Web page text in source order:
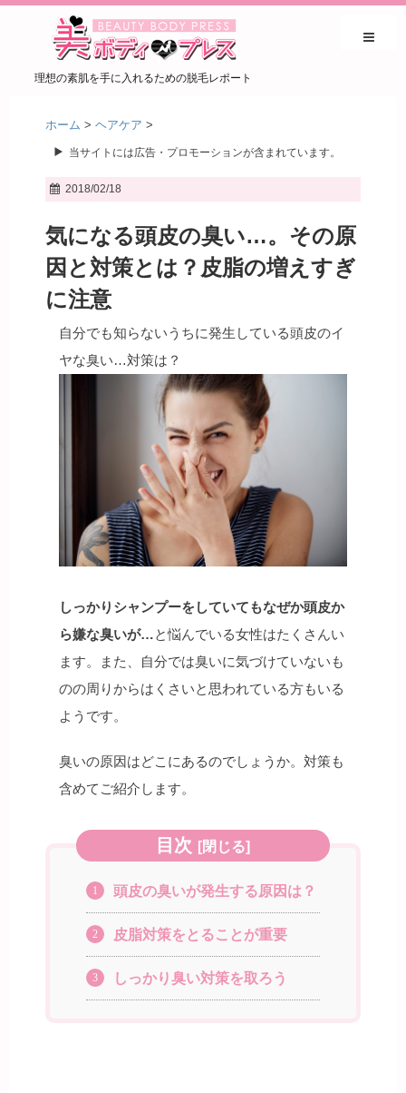
理想の素肌を手に入れるための脱毛レポート
ホーム > ヘアケア >
当サイトには広告・プロモーションが含まれています。
2018/02/18
気になる頭皮の臭い…。その原
因と対策とは？皮脂の増えすぎ
に注意
自分でも知らないうちに発生している頭皮のイ
ヤな臭い…対策は？
しっかりシャンプーをしていてもなぜか頭皮か
ら嫌な臭いが…と悩んでいる女性はたくさんい
ます。また、自分では臭いに気づけていないも
のの周りからはくさいと思われている方もいる
ようです。
臭いの原因はどこにあるのでしょうか。対策も
含めてご紹介します。
目次 [閉じる]
1 頭皮の臭いが発生する原因は？
2 皮脂対策をとることが重要
3 しっかり臭い対策を取ろう